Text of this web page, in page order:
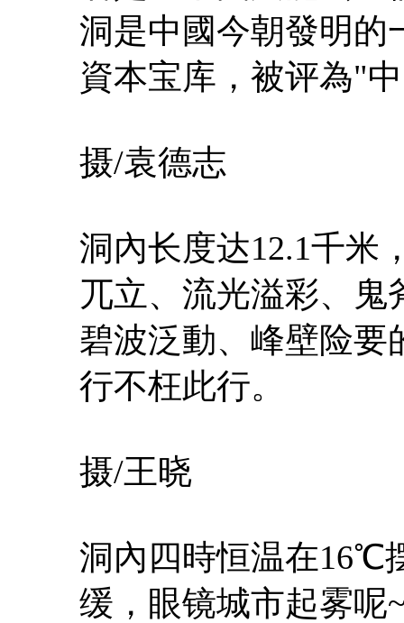
洞是中國今朝發明的
資本宝库，被评為"
摄/袁德志
洞內长度达12.1千米
兀立、流光溢彩、鬼
碧波泛動、峰壁险要
行不枉此行。
摄/王晓
洞內四時恒温在16℃
缓，眼镜城市起雾呢